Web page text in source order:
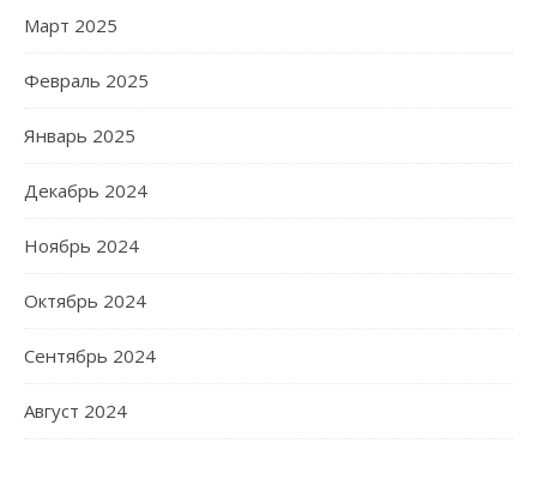
Март 2025
Февраль 2025
Январь 2025
Декабрь 2024
Ноябрь 2024
Октябрь 2024
Сентябрь 2024
Август 2024